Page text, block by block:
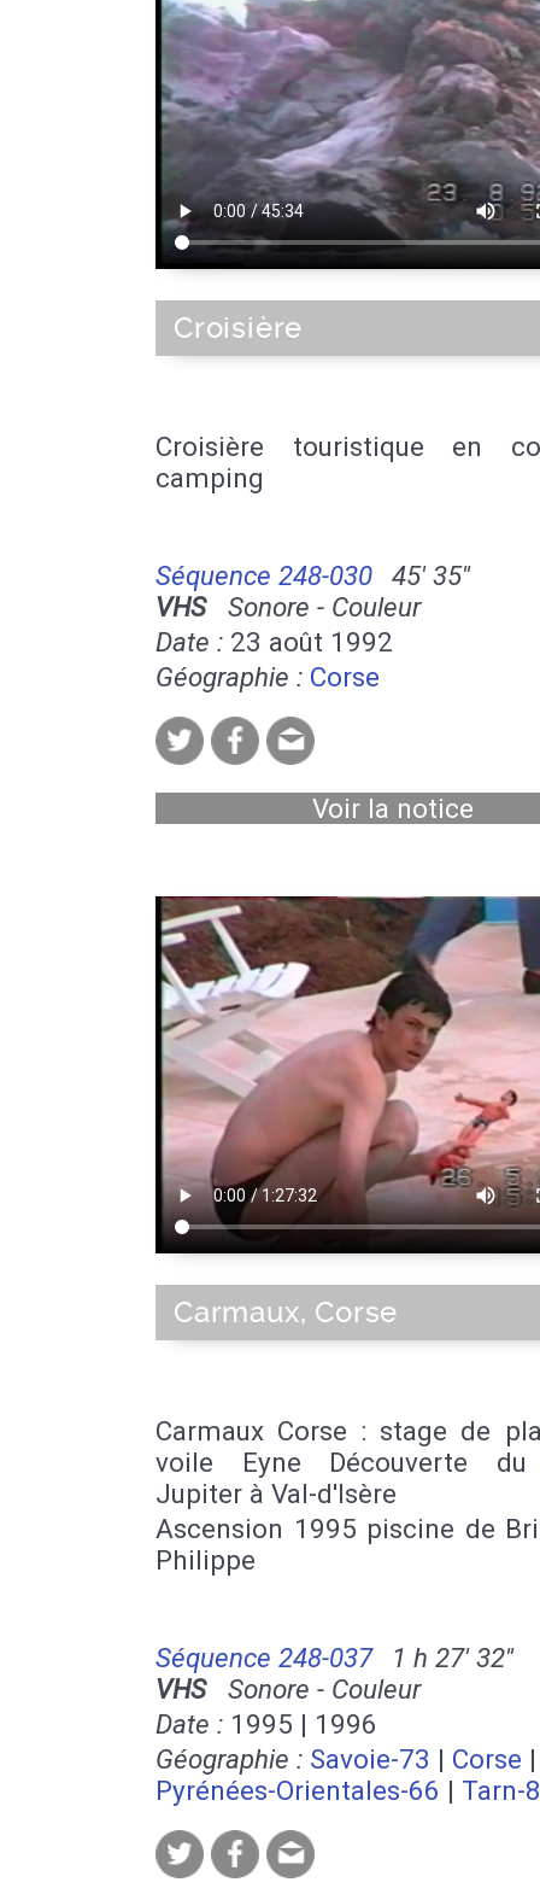
Croisière
Croisière touristique en
camping
Séquence 248-030
45' 35''
VHSSonore - Couleur
Date : 23 août 1992
Géographie : Corse
Voir la notice
Carmaux, Corse
Carmaux Corse : stage de
voile Eyne Découverte
Jupiter à Val-d'Isère
Ascension 1995 piscine de
Philippe
Séquence 248-037
1 h 27' 32''
VHSSonore - Couleur
Date : 1995 | 1996
Géographie : Savoie-73 | Corse |
Pyrénées-Orientales-66 | Tarn-